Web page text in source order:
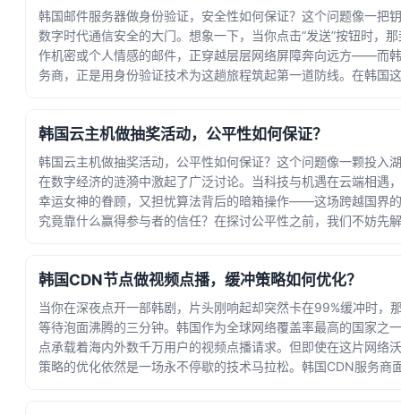
韩国邮件服务器做身份验证，安全性如何保证？这个问题像一把
数字时代通信安全的大门。想象一下，当你点击“发送”按钮时，
作机密或个人情感的邮件，正穿越层层网络屏障奔向远方——而
务商，正是用身份验证技术为这趟旅程筑起第一道防线。在韩国
韩国云主机做抽奖活动，公平性如何保证？
韩国云主机做抽奖活动，公平性如何保证？这个问题像一颗投入
在数字经济的涟漪中激起了广泛讨论。当科技与机遇在云端相遇
幸运女神的眷顾，又担忧算法背后的暗箱操作——这场跨越国界
究竟靠什么赢得参与者的信任？在探讨公平性之前，我们不妨先
韩国CDN节点做视频点播，缓冲策略如何优化？
当你在深夜点开一部韩剧，片头刚响起却突然卡在99%缓冲时，
等待泡面沸腾的三分钟。韩国作为全球网络覆盖率最高的国家之
点承载着海内外数千万用户的视频点播请求。但即使在这片网络
策略的优化依然是一场永不停歇的技术马拉松。韩国CDN服务商